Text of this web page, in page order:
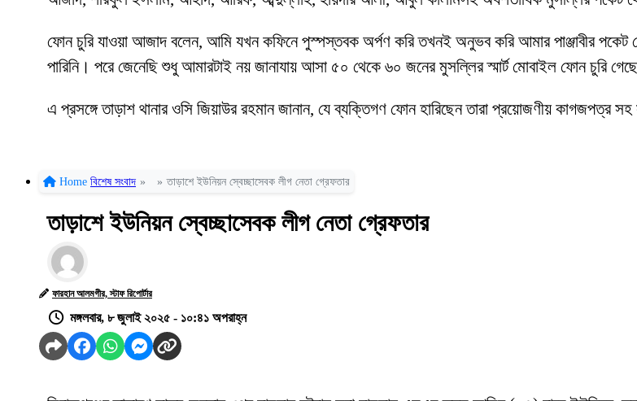
ফোন চুরি যাওয়া আজাদ বলেন, আমি যখন কফিনে পুস্পস্তবক অর্পণ করি তখনই অনুভব করি আমার পাঞ্জাবীর
পারিনি। পরে জেনেছি শুধু আমারটাই নয় জানাযায় আসা ৫০ থেকে ৬০ জনের মুসল্লির স্মার্ট মোবাইল ফোন চুরি
এ প্রসঙ্গে তাড়াশ থানার ওসি জিয়াউর রহমান জানান, যে ব্যক্তিগণ ফোন হারিছেন তারা প্রয়োজণীয় কাগজপত্র
Home বিশেষ সংবাদ » » তাড়াশে ইউনিয়ন স্বেচ্ছাসেবক লীগ নেতা গ্রেফতার
তাড়াশে ইউনিয়ন স্বেচ্ছাসেবক লীগ নেতা গ্রেফতার
ফারহান আলমগীর, স্টাফ রিপোর্টার
মঙ্গলবার, ৮ জুলাই ২০২৫ - ১০:৪১ অপরাহ্ন